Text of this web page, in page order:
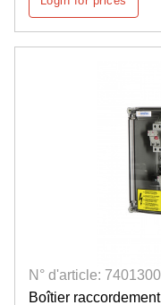
N° d'article:
Boîtier